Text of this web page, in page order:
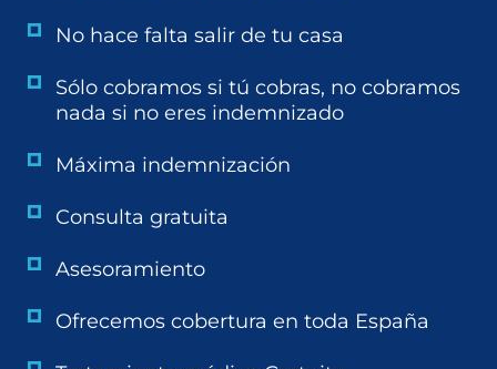
No hace falta salir de tu casa
Sólo cobramos si tú cobras, no cobramos
nada si no eres indemnizado
Máxima indemnización
Consulta gratuita
Asesoramiento
Ofrecemos cobertura en toda España